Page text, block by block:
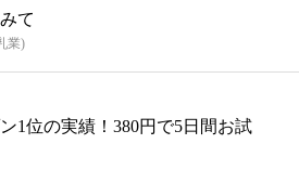
て
業)
1位の実績！380円で5日間お試